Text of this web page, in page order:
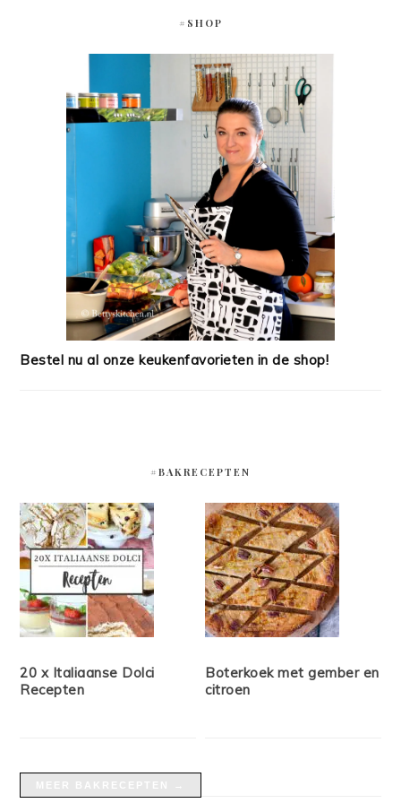
#SHOP
Bestel nu al onze keukenfavorieten in de shop!
#BAKRECEPTEN
20 x Italiaanse Dolci
Recepten
Boterkoek met gember en
citroen